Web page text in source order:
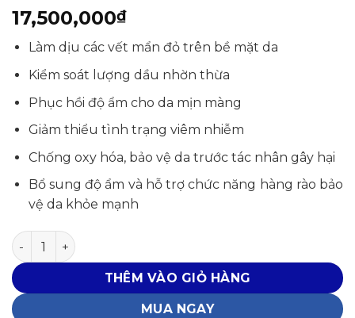
17,500,000₫
Làm dịu các vết mẩn đỏ trên bề mặt da
Kiểm soát lượng dầu nhờn thừa
Phục hồi độ ẩm cho da mịn màng
Giảm thiểu tình trạng viêm nhiễm
Chống oxy hóa, bảo vệ da trước tác nhân gây hại
Bổ sung độ ẩm và hỗ trợ chức năng hàng rào bảo
vệ da khỏe mạnh
Tinh chất điều trị da đỏ, nhạy cảm ZO Rozatrol Serum
THÊM VÀO GIỎ HÀNG
MUA NGAY